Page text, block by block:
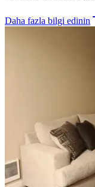
Daha fazla bilgi edinin